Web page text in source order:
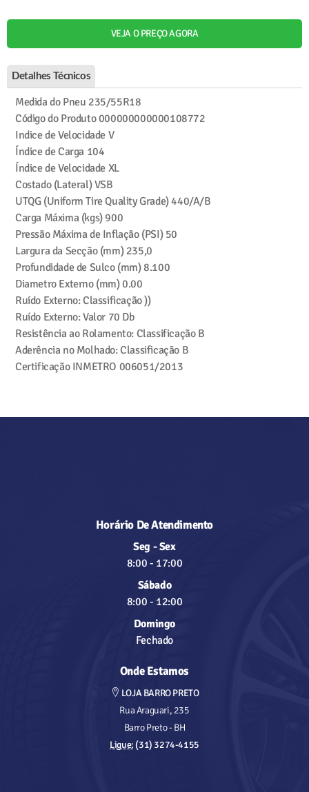
VEJA O PREÇO AGORA
Detalhes Técnicos
Medida do Pneu 235/55R18
Código do Produto000000000000108772
Indice de Velocidade V
Índice de Carga 104
Índice de Velocidade XL
Costado (Lateral)VSB
UTQG (Uniform Tire Quality Grade)440/A/B
Carga Máxima (kgs)900
Pressão Máxima de Inflação (PSI) 50
Largura da Secção (mm) 235,0
Profundidade de Sulco (mm)8.100
Diametro Externo (mm)0.00
Ruído Externo: Classificação))
Ruído Externo: Valor 70 Db
Resistência ao Rolamento: Classificação B
Aderência no Molhado: Classificação B
Certificação INMETRO 006051/2013
Horário De Atendimento
Seg - Sex
8:00 - 17:00
Sábado
8:00 - 12:00
Domingo
Fechado
Onde Estamos
LOJA BARRO PRETO
Rua Araguari, 235
Barro Preto - BH
Ligue:(31) 3274-4155